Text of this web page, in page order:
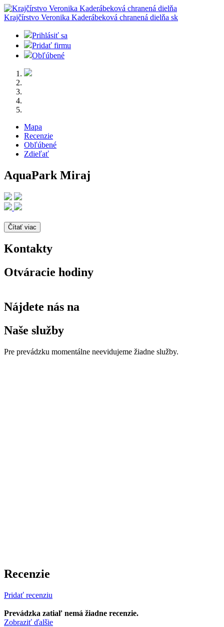
Krajčírstvo Veronika Kaderábeková chranená dielňa sk
Prihlásiť sa
Pridať firmu
Obľúbené
Mapa
Recenzie
Obľúbené
Zdieľať
AquaPark Miraj
Čítať viac
Kontakty
Otváracie hodiny
Nájdete nás na
Naše služby
Pre prevádzku momentálne neevidujeme žiadne služby.
Recenzie
Pridať recenziu
Prevádzka zatiaľ nemá žiadne recenzie.
Zobraziť ďalšie